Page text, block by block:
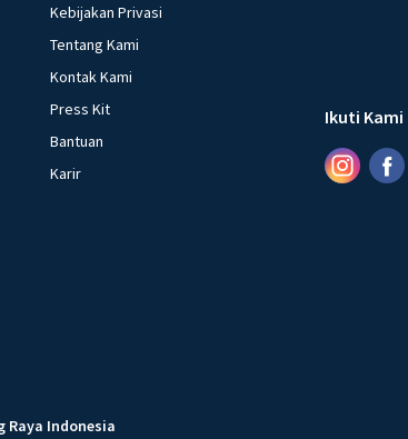
Kebijakan Privasi
Tentang Kami
Kontak Kami
Press Kit
Bantuan
Karir
Ikuti Kami
Raya Indonesia